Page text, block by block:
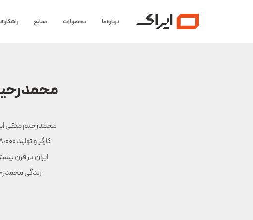
درباره ما محصولات صنایع
ایران در قرن
زندگی محمدرحیم متقی ایروانی